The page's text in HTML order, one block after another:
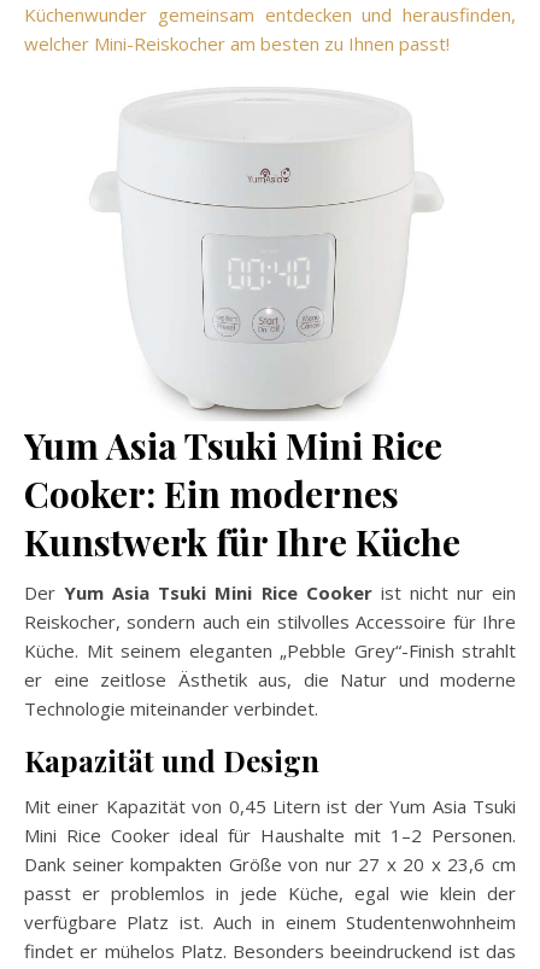
Küchenwunder gemeinsam entdecken und herausfinden,
welcher Mini-Reiskocher am besten zu Ihnen passt!
Yum Asia Tsuki Mini Rice
Cooker: Ein modernes
Kunstwerk für Ihre Küche
DerYum Asia Tsuki Mini Rice Cookerist nicht nur ein
Reiskocher, sondern auch ein stilvolles Accessoire für Ihre
Küche. Mit seinem eleganten „Pebble Grey“-Finish strahlt
er eine zeitlose Ästhetik aus, die Natur und moderne
Technologie miteinander verbindet.
Kapazität und Design
Mit einer Kapazität von 0,45 Litern ist der Yum Asia Tsuki
Mini Rice Cooker ideal für Haushalte mit 1–2 Personen.
Dank seiner kompakten Größe von nur 27 x 20 x 23,6 cm
passt er problemlos in jede Küche, egal wie klein der
verfügbare Platz ist. Auch in einem Studentenwohnheim
findet er mühelos Platz. Besonders beeindruckend ist das